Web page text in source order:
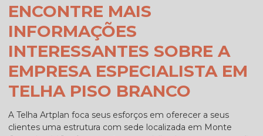
ENCONTRE MAIS
INFORMAÇÕES
INTERESSANTES SOBRE A
EMPRESA ESPECIALISTA EM
TELHA PISO BRANCO
A Telha Artplan foca seus esforços em oferecer a seus
clientes uma estrutura com sede localizada em Monte